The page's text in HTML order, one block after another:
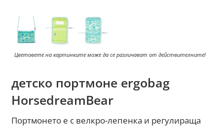
Цветовете на картинките може да се различават от действителните!
детско портмоне ergobag
HorsedreamBear
Портмонето е с велкро-лепенка и регулираща